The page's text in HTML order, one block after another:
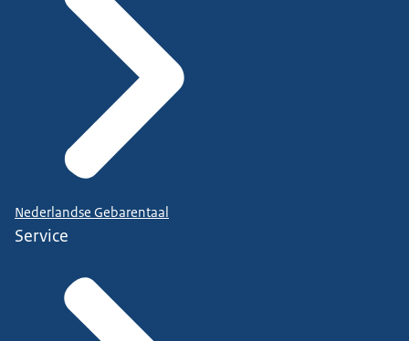
Nederlandse Gebarentaal
Service